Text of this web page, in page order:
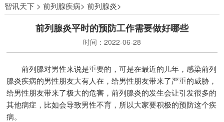
智讯天下> 前列腺疾病> 前列腺炎>
前列腺炎平时的预防工作需要做好哪些
时间：2022-06-28
前列腺对男性来说是重要的，可是在最近的几年，感染前列
腺炎疾病的男性朋友大有人在，给男性朋友带来了严重的威胁，
给男性朋友带来了极大的危害，前列腺炎的发生会让引发很多的
其他病症，比如会导致男性不育，所以大家要积极的预防这个疾
病。